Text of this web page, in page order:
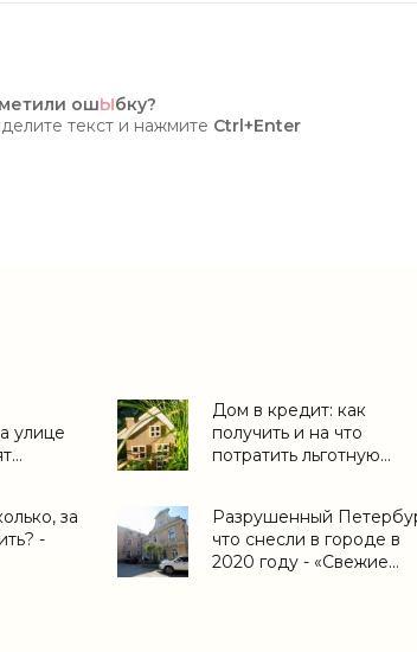
ошЫбку?
текст и нажмите Ctrl+Enter
улице
Дом в кредит: как
получить и на что
потратить льготную
за
-
Разрушенный
что снесли в городе в
2020 году - «Свежие